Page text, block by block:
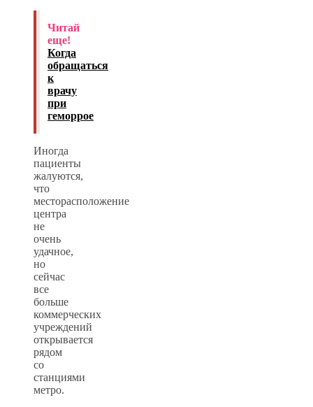
Читай
еще!
Когда
обращаться
к
врачу
при
геморрое
Иногда
пациенты
жалуются,
что
месторасположение
центра
не
очень
удачное,
но
сейчас
все
больше
коммерческих
учреждений
открывается
рядом
со
станциями
метро.